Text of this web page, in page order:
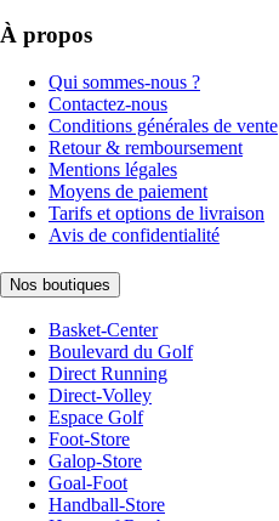
À propos
Qui sommes-nous ?
Contactez-nous
Conditions générales de vente
Retour & remboursement
Mentions légales
Moyens de paiement
Tarifs et options de livraison
Avis de confidentialité
Nos boutiques
Basket-Center
Boulevard du Golf
Direct Running
Direct-Volley
Espace Golf
Foot-Store
Galop-Store
Goal-Foot
Handball-Store